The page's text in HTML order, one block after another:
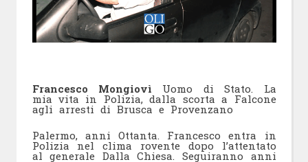
Francesco Mongiovì Uomo di Stato. La
mia vita in Polizia, dalla scorta a Falcone
agli arresti di Brusca e Provenzano
Palermo, anni Ottanta. Francesco entra in
Polizia nel clima rovente dopo l’attentato
al generale Dalla Chiesa. Seguiranno anni